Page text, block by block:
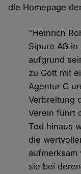
die Homepage
"Heinrich
Sipuro AG
aufgrund
zu Gott mit
Agentur C
Verbreitung
Verein führt
Tod hinaus
die
aufmerksam
sie bei